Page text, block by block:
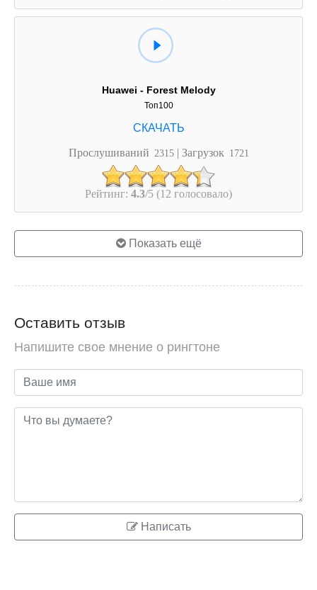
Huawei - Forest Melody
Топ100
Прослушиваний 2315 | Загрузок 1721
Рейтинг: 4.3/5 (12 голосовало)
Показать ещё
Оставить отзыв
Напишите свое мнение о рингтоне
Написать